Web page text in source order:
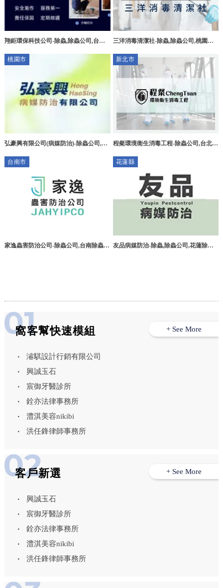
翔鉅環保科技公司-除蟲,除蟲公司,台北
三洋消毒清潔社-除蟲,除蟲公司,桃園除
桃園市
弘豪興有限公司(病媒防治)-除蟲公司,桃
司
新北市
程粲環境衛生消毒工程-除蟲公司,台北除
司,三重餐廳消毒公司
台南市
家逸蟲害防治公司-除蟲公司,台南除蟲公
花蓮縣
友品病媒防治-除蟲,除蟲公司,花蓮除蟲,
窩客幫快速模組
濬騏設計行銷有限公司
興誠玉石
宸御牙醫診所
銓亦法律事務所
澧淇美容nikibi
洪任鋒律師事務所
+ See More
客戶新選
興誠玉石
宸御牙醫診所
銓亦法律事務所
澧淇美容nikibi
洪任鋒律師事務所
+ See More